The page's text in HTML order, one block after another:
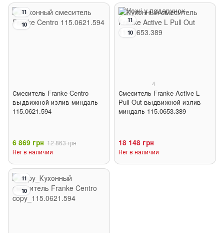
11
10
Смеситель Franke Centro
выдвижной излив миндаль
115.0621.594
6 869 грн 12 863 грн
Нет в наличии
11
10
4
Смеситель Franke Active L
Pull Out выдвижной излив
миндаль 115.0653.389
18 148 грн
Нет в наличии
11
10